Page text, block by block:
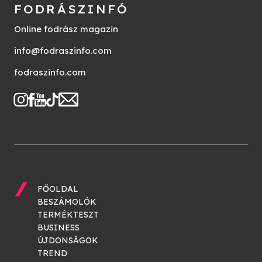
FODRÁSZINFÓ
Online fodrász magazin
info@fodraszinfo.com
fodraszinfo.com
FŐOLDAL
BESZÁMOLÓK
TERMÉKTESZT
BUSINESS
ÚJDONSÁGOK
TREND